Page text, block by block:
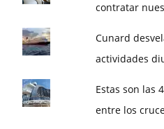
contratar
Cunard
actividades
Estas son las
entre los